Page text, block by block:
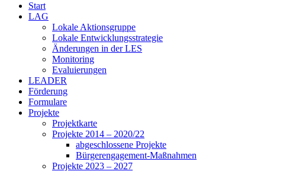
Start
LAG
Lokale Aktionsgruppe
Lokale Entwicklungsstrategie
Änderungen in der LES
Monitoring
Evaluierungen
LEADER
Förderung
Formulare
Projekte
Projektkarte
Projekte 2014 – 2020/22
abgeschlossene Projekte
Bürgerengagement-Maßnahmen
Projekte 2023 – 2027